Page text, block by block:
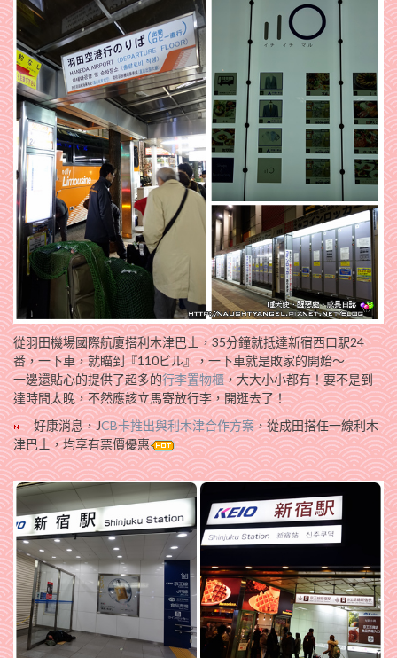
從羽田機場國際航廈搭利木津巴士，35分鐘就抵達新宿西口駅24
番，一下車，就瞄到『110ビル』，一下車就是敗家的開始～
一邊還貼心的提供了超多的行李置物櫃，大大小小都有！要不是到
達時間太晚，不然應該立馬寄放行李，開逛去了！
好康消息，JCB卡推出與利木津合作方案，從成田搭任一線利木
津巴士，均享有票價優惠